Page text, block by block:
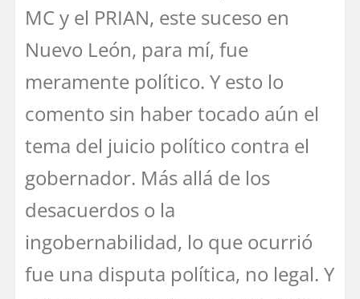
MC y el PRIAN, este suceso en
Nuevo León, para mí, fue
meramente político. Y esto lo
comento sin haber tocado aún el
tema del juicio político contra el
gobernador. Más allá de los
desacuerdos o la
ingobernabilidad, lo que ocurrió
fue una disputa política, no legal. Y